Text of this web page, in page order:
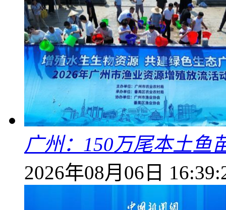
广州：150万尾本土鱼
2026年08月06日